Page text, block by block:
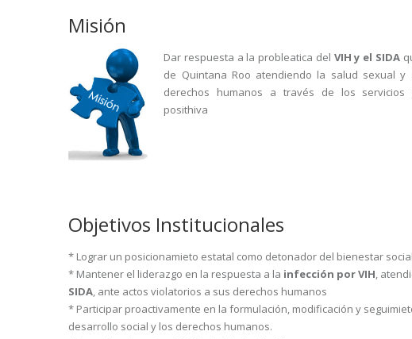
Misión
Dar respuesta a la probleatica del VIH y el SIDA
de Quintana Roo atendiendo la salud sexual y
derechos humanos a través de los servicios
posithiva
Objetivos Institucionales
* Lograr un posicionamieto estatal como detonador del bienestar
* Mantener el liderazgo en la respuesta a la infección por VIH,
SIDA, ante actos violatorios a sus derechos humanos
* Participar proactivamente en la formulación, modificación y
desarrollo social y los derechos humanos.